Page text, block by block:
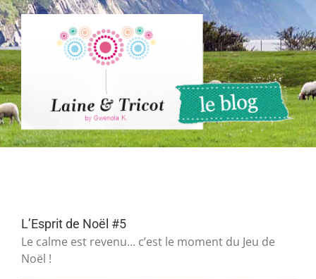
Passer
au
contenu
L’Esprit de Noël #5
Le calme est revenu… c’est le moment du Jeu de
Noël !